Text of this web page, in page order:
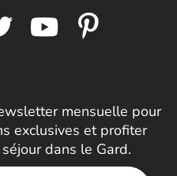
mensuelle pour
exclusives et profiter
dans le Gard.